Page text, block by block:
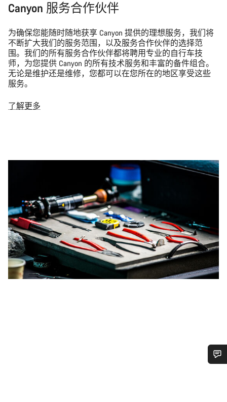
Canyon 服务合作伙伴
为确保您能随时随地获享 Canyon 提供的理想服务，我们将
不断扩大我们的服务范围，以及服务合作伙伴的选择范
围。我们的所有服务合作伙伴都将聘用专业的自行车技
师，为您提供 Canyon 的所有技术服务和丰富的备件组合。
无论是维护还是维修，您都可以在您所在的地区享受这些
服务。
了解更多